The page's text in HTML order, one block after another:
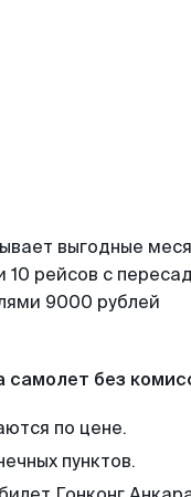
выгодные
рейсов с
9000 рублей
самолет без
по цене.
пунктов.